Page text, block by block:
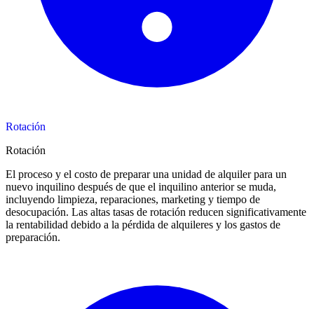
Rotación
Rotación
El proceso y el costo de preparar una unidad de alquiler para un
nuevo inquilino después de que el inquilino anterior se muda,
incluyendo limpieza, reparaciones, marketing y tiempo de
desocupación. Las altas tasas de rotación reducen significativamente
la rentabilidad debido a la pérdida de alquileres y los gastos de
preparación.